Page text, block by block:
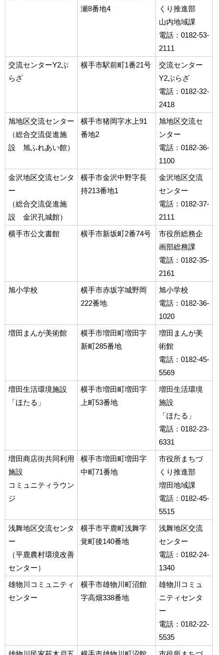
瀬8番地4
くり推進部
山内地域課
電話：0182-53-
2111
交流センターY2ぷ
らざ
横手市駅前町1番21号
交流センター
Y2ぷらざ
電話：0182-32-
2418
旭地区交流センター
（総合交流促進施
設 旭ふれあい館）
横手市猪岡字水上91
番地2
旭地区交流セ
ンター
電話：0182-36-
1100
金沢地区交流センタ
ー
（総合交流促進施
設 金沢孔城館）
横手市金沢中野字長
持213番地1
金沢地区交流
センター
電話：0182-37-
2111
横手市公文書館
横手市新坂町2番74号
市役所総務企
画部総務課
電話：0182-35-
2161
旭小学校
横手市赤坂字城野岡
222番地
旭小学校
電話：0182-36-
1020
増田まんが美術館
横手市増田町増田字
新町285番地
増田まんが美
術館
電話：0182-45-
5569
増田生活環境施設
「ほたる」
横手市増田町増田字
上町53番地
増田生活環境
施設
「ほたる」
電話：0182-23-
6331
増田商店街共同利用
施設
コミュニティラウン
ジ
横手市増田町増田字
中町71番地
市役所まちづ
くり推進部
増田地域課
電話：0182-45-
5515
浅舞地区交流センタ
ー
（平鹿農村環境改善
センター）
横手市平鹿町浅舞字
覚町後140番地
浅舞地区交流
センター
電話：0182-24-
1340
雄物川コミュニティ
センター
横手市雄物川町沼館
字高畑338番地
雄物川コミュ
ニティセンタ
ー
電話：0182-22-
5535